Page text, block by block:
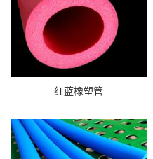
红蓝橡塑管